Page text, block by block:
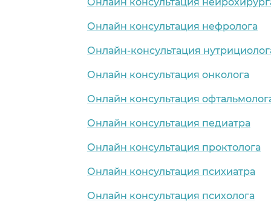
Онлайн консультация нефролога
Онлайн-консультация
Онлайн консультация онколога
Онлайн консультация
Онлайн консультация педиатра
Онлайн консультация проктолога
Онлайн консультация психиатра
Онлайн консультация психолога